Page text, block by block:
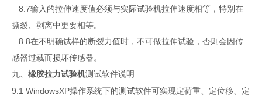
8.7输入的拉伸速度值必须与实际试验机拉伸速度相等，特别在
撕裂、剥离中更要相等。
8.8在不明确试样的断裂力值时，不可做拉伸试验，否则会因传
感器过载而损坏传感器。
九、 橡胶拉力试验机测试软件说明
9.1 WindowsXP操作系统下的测试软件可实现定荷重、定位移、定